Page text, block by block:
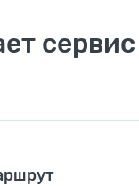
сервис